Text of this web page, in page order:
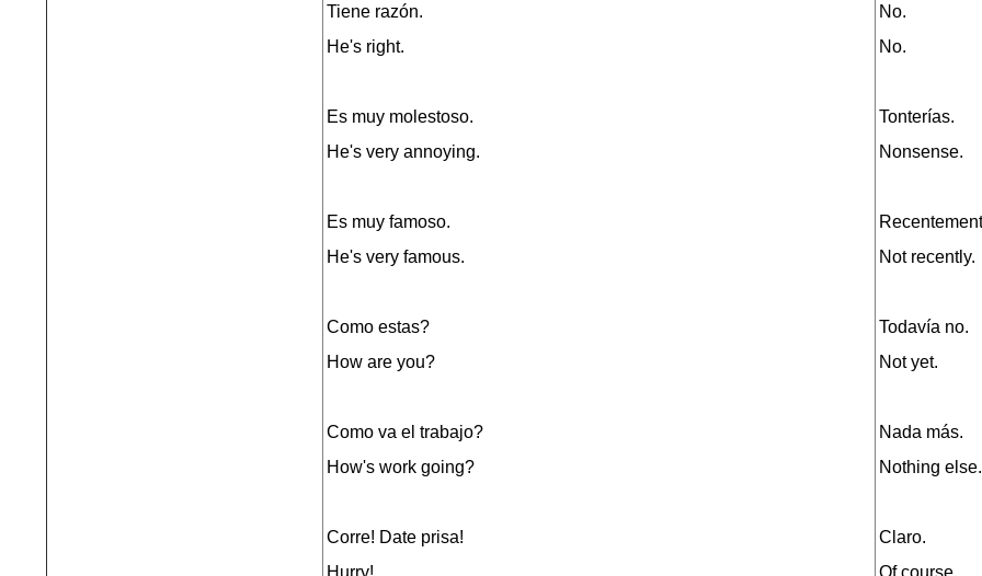
Tiene razón.
He's right.
Es muy molestoso.
He's very annoying.
Es muy famoso.
He's very famous.
Como estas?
How are you?
Como va el trabajo?
How's work going?
Corre! Date prisa!
Hurry!
No.
No.
Tonterías.
Nonsense.
Not recently.
Todavía no.
Not yet.
Nada más.
Nothing else.
Claro.
Of course.